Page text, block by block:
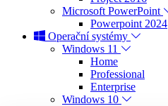
Microsoft PowerPoint
Powerpoint 2024
Operační systémy
Windows 11
Home
Professional
Enterprise
Windows 10